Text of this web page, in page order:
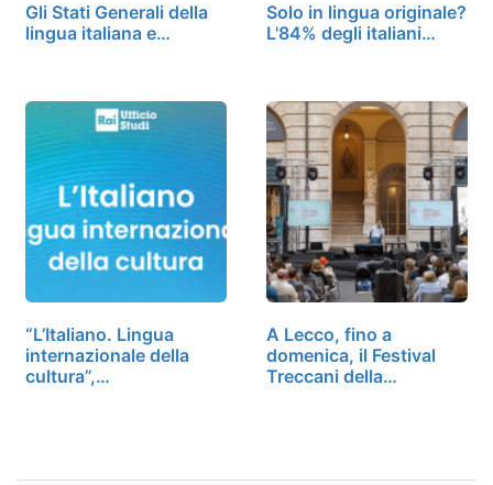
Gli Stati Generali della
lingua italiana e…
Solo in lingua originale?
L'84% degli italiani…
“L’Italiano. Lingua
internazionale della
cultura”,…
A Lecco, fino a
domenica, il Festival
Treccani della…